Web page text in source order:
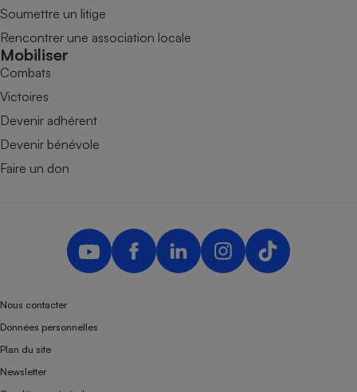
Soumettre un litige
Rencontrer une association locale
Mobiliser
Combats
Victoires
Devenir adhérent
Devenir bénévole
Faire un don
Nous contacter
Données personnelles
Plan du site
Newsletter